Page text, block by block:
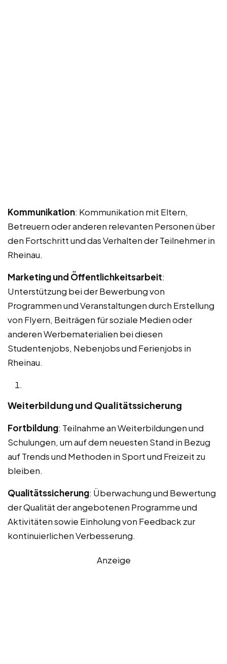
Kommunikation: Kommunikation mit Eltern,
Betreuern oder anderen relevanten Personen über
den Fortschritt und das Verhalten der Teilnehmer in
Rheinau.
Marketing und Öffentlichkeitsarbeit:
Unterstützung bei der Bewerbung von
Programmen und Veranstaltungen durch Erstellung
von Flyern, Beiträgen für soziale Medien oder
anderen Werbematerialien bei diesen
Studentenjobs, Nebenjobs und Ferienjobs in
Rheinau.
Weiterbildung und Qualitätssicherung
Fortbildung: Teilnahme an Weiterbildungen und
Schulungen, um auf dem neuesten Stand in Bezug
auf Trends und Methoden in Sport und Freizeit zu
bleiben.
Qualitätssicherung: Überwachung und Bewertung
der Qualität der angebotenen Programme und
Aktivitäten sowie Einholung von Feedback zur
kontinuierlichen Verbesserung.
Anzeige